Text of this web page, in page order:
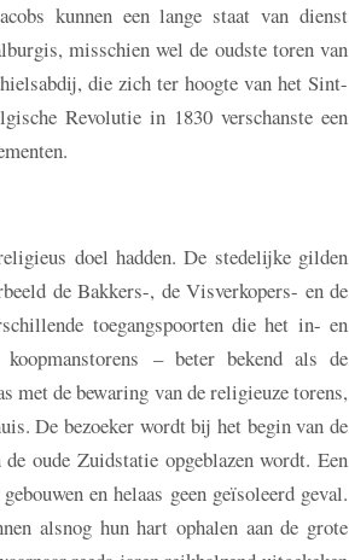
kunnen een lange staat van dienst
misschien wel de oudste toren van
die zich ter hoogte van het Sint-
Revolutie in 1830 verschanste een
doel hadden. De stedelijke gilden
de Bakkers-, de Visverkopers- en de
toegangspoorten die het in- en
– beter bekend als de
met de bewaring van de religieuze torens,
De bezoeker wordt bij het begin van de
oude Zuidstatie opgeblazen wordt. Een
en helaas geen geïsoleerd geval.
alsnog hun hart ophalen aan de grote